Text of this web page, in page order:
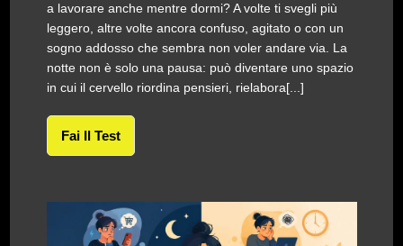
a lavorare anche mentre dormi? A volte ti svegli più
leggero, altre volte ancora confuso, agitato o con un
sogno addosso che sembra non voler andare via. La
notte non è solo una pausa: può diventare uno spazio
in cui il cervello riordina pensieri, rielabora[...]
Fai Il Test